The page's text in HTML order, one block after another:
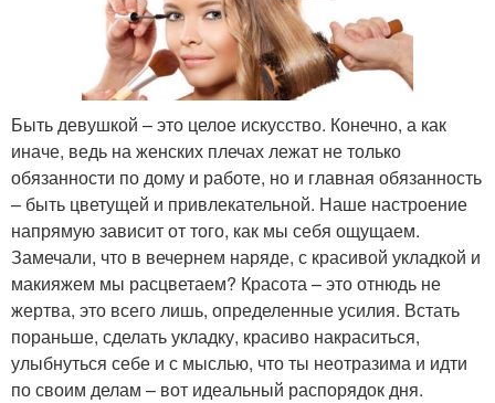
Быть девушкой – это целое искусство. Конечно, а как
иначе, ведь на женских плечах лежат не только
обязанности по дому и работе, но и главная обязанность
– быть цветущей и привлекательной. Наше настроение
напрямую зависит от того, как мы себя ощущаем.
Замечали, что в вечернем наряде, с красивой укладкой и
макияжем мы расцветаем? Красота – это отнюдь не
жертва, это всего лишь, определенные усилия. Встать
пораньше, сделать укладку, красиво накраситься,
улыбнуться себе и с мыслью, что ты неотразима и идти
по своим делам – вот идеальный распорядок дня.